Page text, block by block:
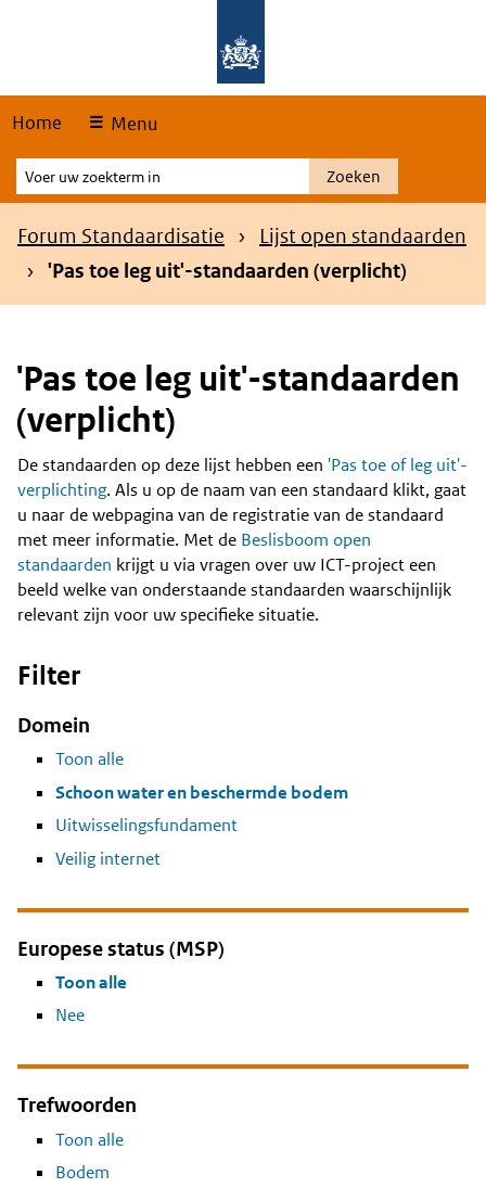
Home Menu
Voer
uw
zoekterm
Zoeken
Kruimelpad
Forum Standaardisatie
Lijst open standaarden
'Pas toe leg uit'-standaarden (verplicht)
'Pas toe leg uit'-standaarden
(verplicht)
Content
De standaarden op deze lijst hebben een 'Pas toe of leg uit'-
verplichting. Als u op de naam van een standaard klikt, gaat
u naar de webpagina van de registratie van de standaard
met meer informatie. Met de Beslisboom open
standaarden krijgt u via vragen over uw ICT-project een
beeld welke van onderstaande standaarden waarschijnlijk
relevant zijn voor uw specifieke situatie.
Filter
Domein
Toon alle
Schoon water en beschermde bodem
Uitwisselingsfundament
Veilig internet
Europese status (MSP)
Toon alle
Nee
Trefwoorden
Toon alle
Bodem